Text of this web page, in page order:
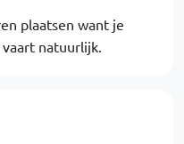
plaatsen want je
natuurlijk.